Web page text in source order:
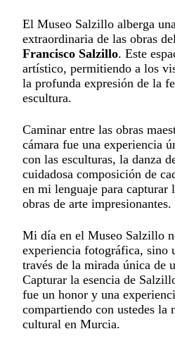
El Museo Salzillo alberga
extraordinaria de las obras
Francisco Salzillo. Este
artístico, permitiendo a los
la profunda expresión de la
escultura.
Caminar entre las obras
cámara fue una experiencia
con las esculturas, la danza
cuidadosa composición de
en mi lenguaje para capturar
obras de arte impresionantes.
Mi día en el Museo Salzillo
experiencia fotográfica, sino
través de la mirada única de
Capturar la esencia de
fue un honor y una
compartiendo con ustedes la
cultural en Murcia.